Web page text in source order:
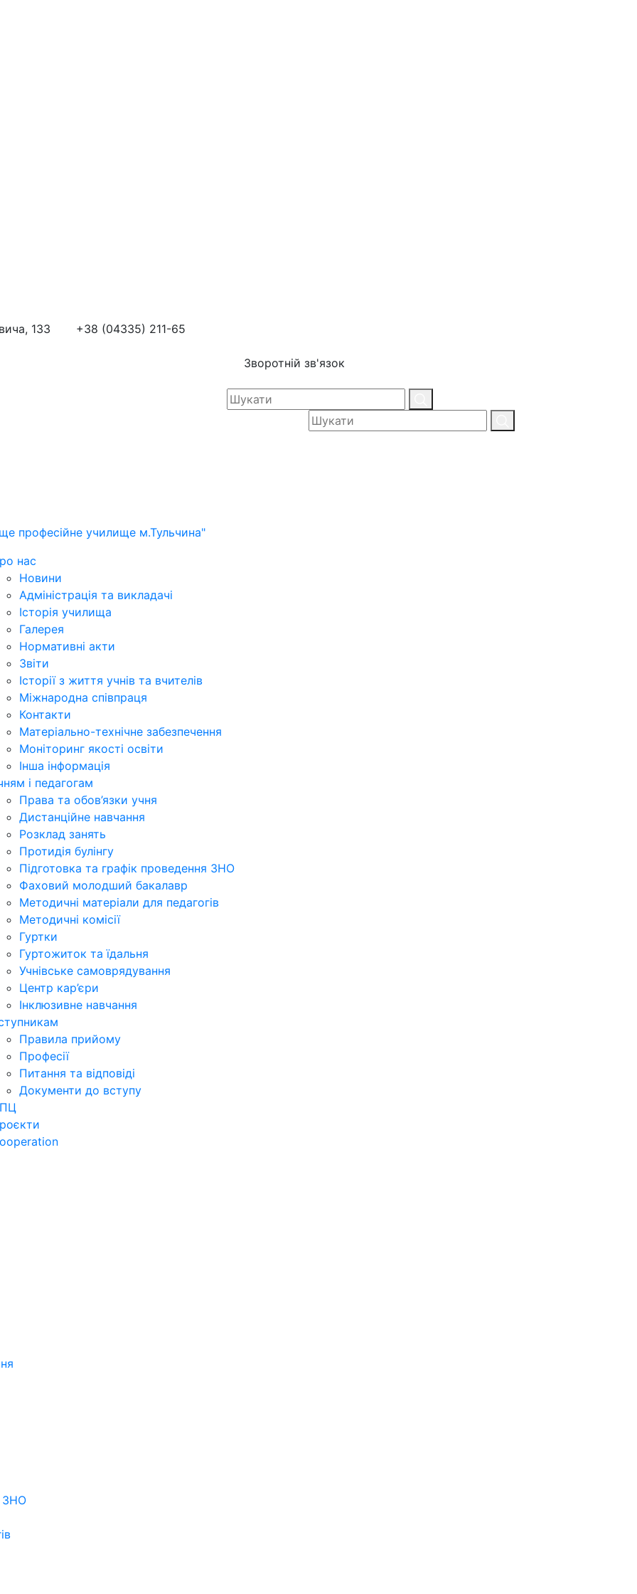
133 +38 (04335) 211-65
Зворотній зв'язок
професійне училище м.Тульчина"
нас
Новини
Адміністрація та викладачі
Історія училища
Галерея
Нормативні акти
Звіти
Історії з життя учнів та вчителів
Міжнародна співпраця
Контакти
Матеріально-технічне забезпечення
Моніторинг якості освіти
Інша інформація
і педагогам
Права та обов’язки учня
Дистанційне навчання
Розклад занять
Протидія булінгу
Підготовка та графік проведення ЗНО
Фаховий молодший бакалавр
Методичні матеріали для педагогів
Методичні комісії
Гуртки
Гуртожиток та їдальня
Учнівське самоврядування
Центр кар’єри
Інклюзивне навчання
Правила прийому
Професії
Питання та відповіді
Документи до вступу
ЗНО